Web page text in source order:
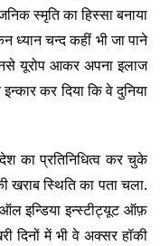
स्मृति का हिस्सा बनाया
चन्द कहीं भी जा पाने
यूरोप आकर अपना इलाज
कर दिया कि वे दुनिया
का प्रतिनिधित्व कर चुके
स्थिति का पता चला.
इन्डिया इन्स्टीट्यूट ऑफ़
दिनों में भी वे अक्सर हॉकी